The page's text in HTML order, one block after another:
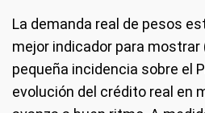
La demanda real de pesos
mejor indicador para mostrar
pequeña incidencia sobre el
evolución del crédito real en